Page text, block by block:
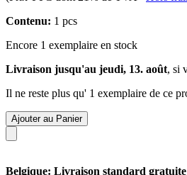
Contenu: 1 pcs
Encore 1 exemplaire en stock
Livraison jusqu'au jeudi, 13. août, si
Il ne reste plus qu' 1 exemplaire de ce
Ajouter au Panier
Belgique: Livraison standard gratuite